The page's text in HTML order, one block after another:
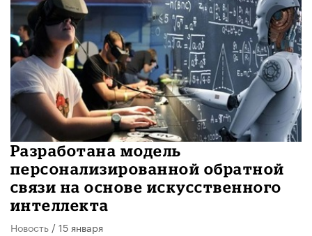
Разработана модель
персонализированной обратной
связи на основе искусственного
интеллекта
Новость / 15 января